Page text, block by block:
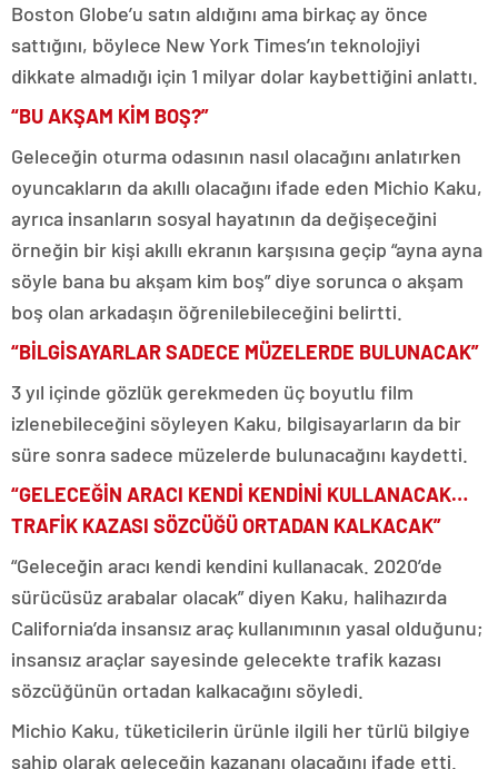
Boston Globe’u satın aldığını ama birkaç ay önce
sattığını, böylece New York Times’ın teknolojiyi
dikkate almadığı için 1 milyar dolar kaybettiğini anlattı.
“BU AKŞAM KİM BOŞ?”
Geleceğin oturma odasının nasıl olacağını anlatırken
oyuncakların da akıllı olacağını ifade eden Michio Kaku,
ayrıca insanların sosyal hayatının da değişeceğini
örneğin bir kişi akıllı ekranın karşısına geçip “ayna ayna
söyle bana bu akşam kim boş” diye sorunca o akşam
boş olan arkadaşın öğrenilebileceğini belirtti.
“BİLGİSAYARLAR SADECE MÜZELERDE BULUNACAK”
3 yıl içinde gözlük gerekmeden üç boyutlu film
izlenebileceğini söyleyen Kaku, bilgisayarların da bir
süre sonra sadece müzelerde bulunacağını kaydetti.
“GELECEĞİN ARACI KENDİ KENDİNİ KULLANACAK…
TRAFİK KAZASI SÖZCÜĞÜ ORTADAN KALKACAK”
“Geleceğin aracı kendi kendini kullanacak. 2020’de
sürücüsüz arabalar olacak” diyen Kaku, halihazırda
California’da insansız araç kullanımının yasal olduğunu;
insansız araçlar sayesinde gelecekte trafik kazası
sözcüğünün ortadan kalkacağını söyledi.
Michio Kaku, tüketicilerin ürünle ilgili her türlü bilgiye
sahip olarak geleceğin kazananı olacağını ifade etti.